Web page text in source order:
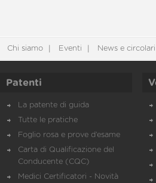
Chi siamo Eventi News e circolari
Patenti
La patente di guida
Tutte le pratiche
Foglio rosa e prove d’esame
Carta di Qualificazione del
Conducente (CQC)
Medici Certificatori - Novità